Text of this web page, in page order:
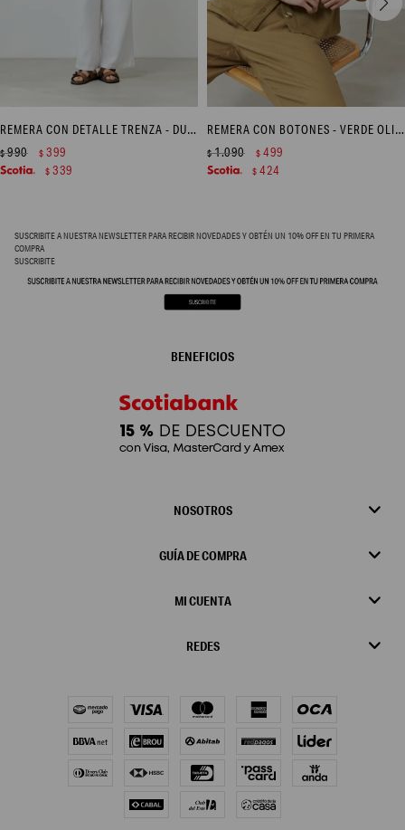
REMERA CON DETALLE TRENZA - DURAZNO
$990 $ 399
$ 339
REMERA CON BOTONES - VERDE OLIVA
$1.090 $ 499
$ 424
SUSCRIBITE A NUESTRA NEWSLETTER PARA RECIBIR NOVEDADES Y OBTÉN UN 10% OFF EN TU PRIMERA
COMPRA
SUSCRIBITE
NOSOTROS
GUÍA DE COMPRA
MI CUENTA
REDES
BENEFICIOS